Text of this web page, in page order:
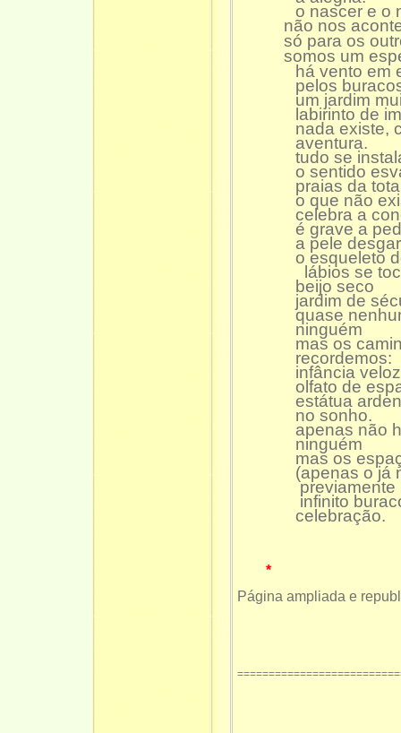
o nascer e o
não nos
só para os
somos um
há vento em
pelos buracos
um jardim
labirinto de
nada existe,
aventura.
tudo se
o sentido
praias da
o que não
celebra a
é grave a
a pele
o esqueleto do
lábios se
beijo seco
jardim de
quase
ninguém
mas os
recordemos:
infância veloz
olfato de
estátua
no sonho.
apenas não
ninguém
mas os
(apenas o já
previamente
infinito buraco
celebração.
*
Página ampliada e